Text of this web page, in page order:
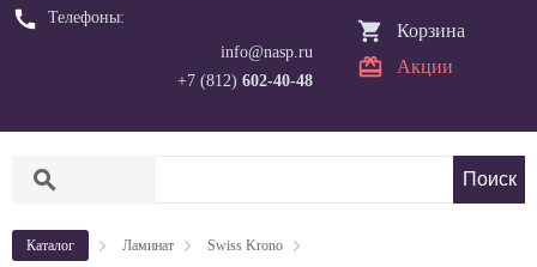
call
Телефоны:
info@nasp.ru
+7 (812) 602-40-48
Корзина
Акции
search
Каталог Ламинат Swiss Krono